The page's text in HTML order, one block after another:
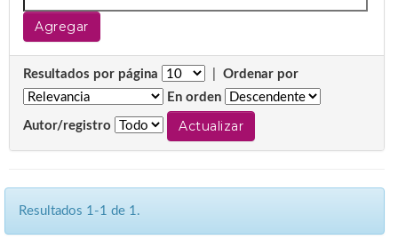
Resultados por página
Ordenar por
En orden
Autor/registro
Resultados 1-1 de 1.